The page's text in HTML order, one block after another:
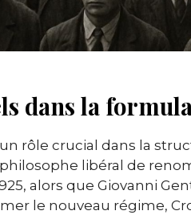
dans la
rôle crucial dans la
libéral de
alors que Giovanni
le nouveau régime,